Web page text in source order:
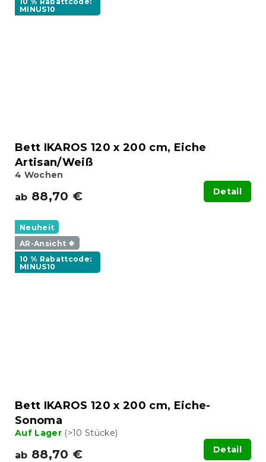
MINUS10
Bett IKAROS 120 x 200 cm, Eiche
Artisan/Weiß
4 Wochen
ab 88,70 € Detail
Neuheit
AR-Ansicht ❖
10 % Rabattcode:
MINUS10
Bett IKAROS 120 x 200 cm, Eiche-
Sonoma
Auf Lager (>10 Stücke)
ab 88,70 € Detail